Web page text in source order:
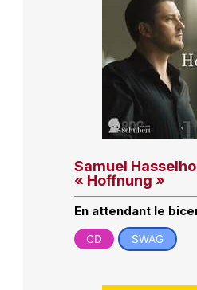
Samuel
« Hoffnung »
En attendant le
CD SWAG